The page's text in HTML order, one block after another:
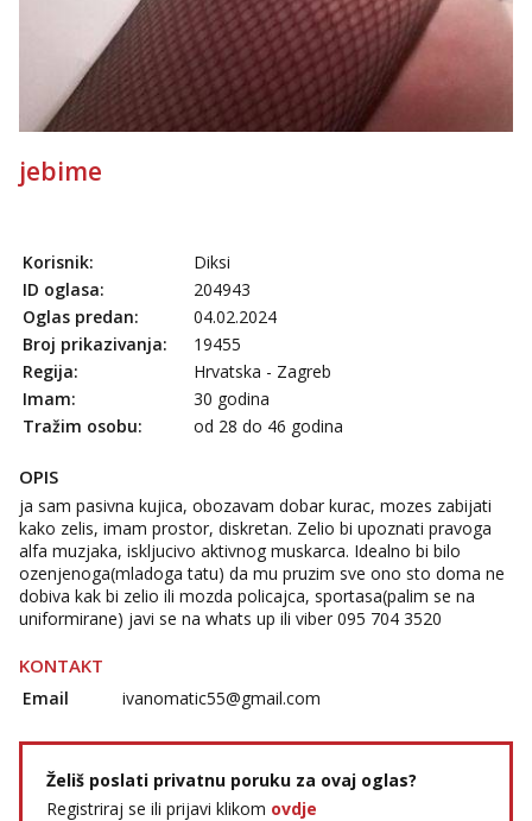
jebime
Korisnik:
Diksi
ID oglasa:
204943
Oglas predan:
04.02.2024
Broj prikazivanja:
19455
Regija:
Hrvatska - Zagreb
Imam:
30 godina
Tražim osobu:
od 28 do 46 godina
OPIS
ja sam pasivna kujica, obozavam dobar kurac, mozes zabijati
kako zelis, imam prostor, diskretan. Zelio bi upoznati pravoga
alfa muzjaka, iskljucivo aktivnog muskarca. Idealno bi bilo
ozenjenoga(mladoga tatu) da mu pruzim sve ono sto doma ne
dobiva kak bi zelio ili mozda policajca, sportasa(palim se na
uniformirane) javi se na whats up ili viber 095 704 3520
KONTAKT
Email ivanomatic55@gmail.com
Želiš poslati privatnu poruku za ovaj oglas?
Registriraj se ili prijavi klikom ovdje